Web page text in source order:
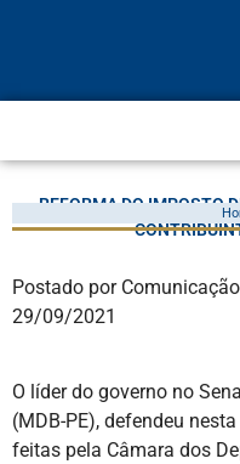
REFORMA DO IMPOSTO
Postado por Comunicação
29/09/2021
O líder do governo no
(MDB-PE), defendeu
feitas pela Câmara dos